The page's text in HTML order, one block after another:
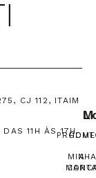
HOME
A
CJ 112, ITAIM
11H ÀS 17H.